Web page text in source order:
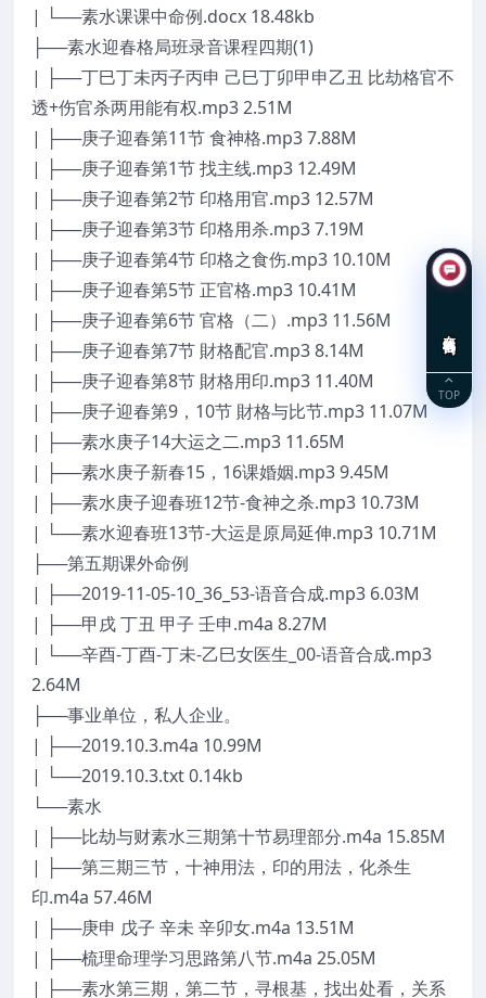
| └──素水课课中命例.docx 18.48kb
├──素水迎春格局班录音课程四期(1)
| ├──丁巳丁未丙子丙申 己巳丁卯甲申乙丑 比劫格官不
透+伤官杀两用能有权.mp3 2.51M
| ├──庚子迎春第11节 食神格.mp3 7.88M
| ├──庚子迎春第1节 找主线.mp3 12.49M
| ├──庚子迎春第2节 印格用官.mp3 12.57M
| ├──庚子迎春第3节 印格用杀.mp3 7.19M
| ├──庚子迎春第4节 印格之食伤.mp3 10.10M
| ├──庚子迎春第5节 正官格.mp3 10.41M
| ├──庚子迎春第6节 官格（二）.mp3 11.56M
| ├──庚子迎春第7节 財格配官.mp3 8.14M
| ├──庚子迎春第8节 財格用印.mp3 11.40M
| ├──庚子迎春第9，10节 財格与比节.mp3 11.07M
| ├──素水庚子14大运之二.mp3 11.65M
| ├──素水庚子新春15，16课婚姻.mp3 9.45M
| ├──素水庚子迎春班12节-食神之杀.mp3 10.73M
| └──素水迎春班13节-大运是原局延伸.mp3 10.71M
├──第五期课外命例
| ├──2019-11-05-10_36_53-语音合成.mp3 6.03M
| ├──甲戌 丁丑 甲子 壬申.m4a 8.27M
| └──辛酉-丁酉-丁未-乙巳女医生_00-语音合成.mp3
2.64M
├──事业单位，私人企业。
| ├──2019.10.3.m4a 10.99M
| └──2019.10.3.txt 0.14kb
└──素水
| ├──比劫与财素水三期第十节易理部分.m4a 15.85M
| ├──第三期三节，十神用法，印的用法，化杀生
印.m4a 57.46M
| ├──庚申 戊子 辛未 辛卯女.m4a 13.51M
| ├──梳理命理学习思路第八节.m4a 25.05M
| ├──素水第三期，第二节，寻根基，找出处看，关系
TOP